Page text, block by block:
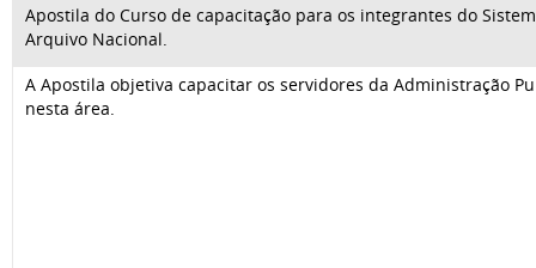
Apostila do Curso de capacitação para os integrantes do
Arquivo Nacional.
A Apostila objetiva capacitar os servidores da Administração
nesta área.